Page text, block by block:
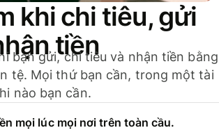
khi chi tiêu, gửi
tiền
bạn gửi, chi tiêu và nhận tiền bằng
tệ. Mọi thứ bạn cần, trong một tài
nào bạn cần.
mọi lúc mọi nơi trên toàn cầu.